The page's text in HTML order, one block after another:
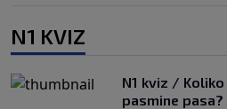
N1 KVIZ
N1 kviz /
pasmine pasa?